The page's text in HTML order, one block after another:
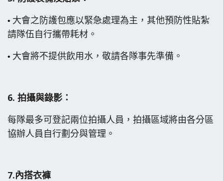
• 大會之防護包應以緊急處理為主，其他預防性貼紮
請隊伍自行攜帶耗材。
• 大會將不提供飲用水，敬請各隊事先準備。
6. 拍攝與錄影：
每隊最多可登記兩位拍攝人員， 拍攝區域將由各分區
協辦人員自行劃分與管理。
7.內搭衣褲